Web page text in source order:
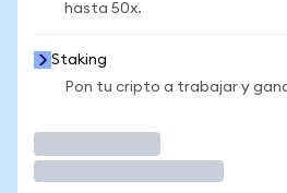
hasta 50x.
Staking
Pon tu cripto a trabajar y